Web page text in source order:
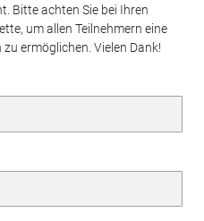
Bitte achten Sie bei Ihren
um allen Teilnehmern eine
ermöglichen. Vielen Dank!